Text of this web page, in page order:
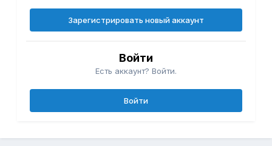
Зарегистрировать новый аккаунт
Войти
Есть аккаунт? Войти.
Войти